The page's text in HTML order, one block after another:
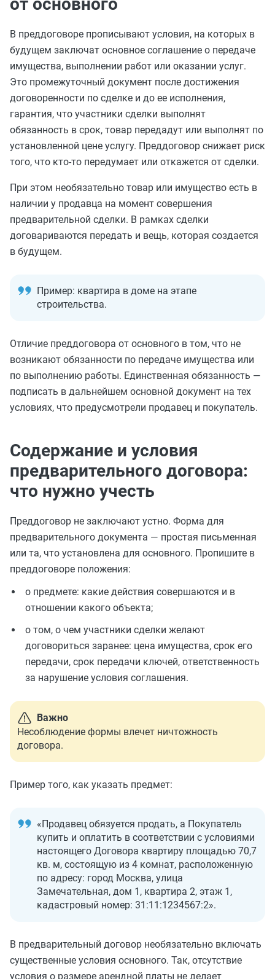
В преддоговоре прописывают условия, на которых в
будущем заключат основное соглашение о передаче
имущества, выполнении работ или оказании услуг.
Это промежуточный документ после достижения
договоренности по сделке и до ее исполнения,
гарантия, что участники сделки выполнят
обязанность в срок, товар передадут или выполнят по
установленной цене услугу. Преддоговор снижает риск
того, что кто-то передумает или откажется от сделки.
При этом необязательно товар или имущество есть в
наличии у продавца на момент совершения
предварительной сделки. В рамках сделки
договариваются передать и вещь, которая создается
в будущем.
Пример: квартира в доме на этапе
строительства.
Отличие преддоговора от основного в том, что не
возникают обязанности по передаче имущества или
по выполнению работы. Единственная обязанность —
подписать в дальнейшем основной документ на тех
условиях, что предусмотрели продавец и покупатель.
Содержание и условия
предварительного договора:
что нужно учесть
Преддоговор не заключают устно. Форма для
предварительного документа — простая письменная
или та, что установлена для основного. Пропишите в
преддоговоре положения:
о предмете: какие действия совершаются и в
отношении какого объекта;
о том, о чем участники сделки желают
договориться заранее: цена имущества, срок его
передачи, срок передачи ключей, ответственность
за нарушение условия соглашения.
Важно
Несоблюдение формы влечет ничтожность
договора.
Пример того, как указать предмет:
«Продавец обязуется продать, а Покупатель
купить и оплатить в соответствии с условиями
настоящего Договора квартиру площадью 70,7
кв. м, состоящую из 4 комнат, расположенную
по адресу: город Москва, улица
Замечательная, дом 1, квартира 2, этаж 1,
кадастровый номер: 31:11:1234567:2».
В предварительный договор необязательно включать
существенные условия основного. Так, отсутствие
условия о размере арендной платы не делает